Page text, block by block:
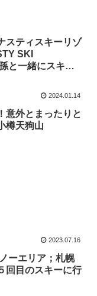
スティスキーリゾ
SKI
と一緒にスキー
2024.01.14
意外とまったりと
樽天狗山
2023.07.16
ーエリア；札幌
回目のスキーに行